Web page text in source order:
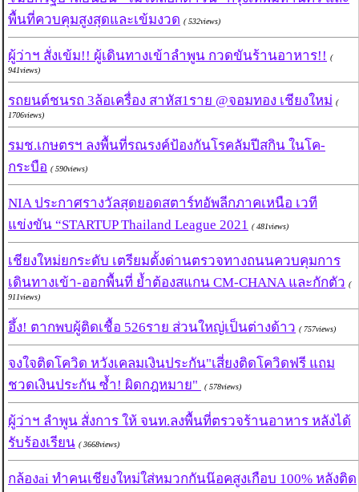
พื้นที่ควบคุมสูงสุดและเข้มงวด ( 532views)
ผู้ว่าฯ สั่งเข้ม!! ผู้เดินทางเข้าลำพูน กวดขันร้านอาหาร!! (
941views)
รถยนต์ชนรถ 3ล้อเครื่อง สาหัส1ราย @จอมทอง เชียงใหม่ (
1706views)
รมช.เกษตรฯ ลงพื้นที่รณรงค์ป้องกันโรคลัมปีสกิน ในโค-
กระบือ ( 590views)
NIA ประกาศรางวัลสุดยอดสตาร์ทอัพลีกภาคเหนือ เวที
แข่งขัน “STARTUP Thailand League 2021 ( 481views)
เชียงใหม่ยกระดับ เตรียมตั้งด่านตรวจทางถนนควบคุมการ
เดินทางเข้า-ออกพื้นที่ ย้ำต้องสแกน CM-CHANA และกักตัว (
911views)
อึ้ง! ตากพบผู้ติดเชื้อ 526ราย ส่วนใหญ่เป็นต่างด้าว ( 757views)
จงใจติดโควิด หวังเคลมเงินประกัน"เสี่ยงติดโควิดฟรี แถม
ชวดเงินประกัน ซ้ำ! ผิดกฎหมาย"
( 578views)
ผู้ว่าฯ ลำพูน สั่งการ ให้ จนท.ลงพื้นที่ตรวจร้านอาหาร หลังได้
รับร้องเรียน ( 3668views)
กล้องai ทำคนเชียงใหม่ใส่หมวกกันน๊อคสูงเกือบ 100% หลังติด